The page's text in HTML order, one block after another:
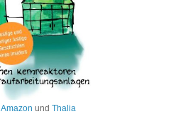
Amazon und Thalia